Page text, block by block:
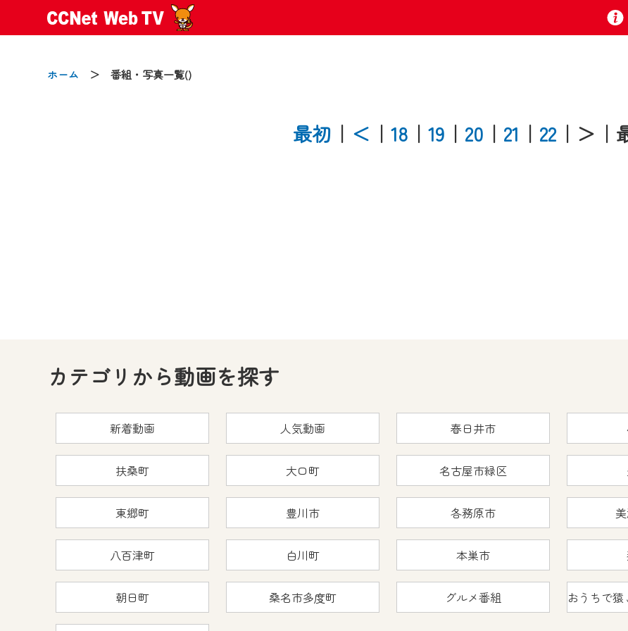
ホーム ＞ 番組・写真一覧()
最初 ｜ ＜ ｜ 18 ｜ 19 ｜ 20 ｜ 21 ｜ 22 ｜＞ ｜
カテゴリから動画を探す
新着動画 人気動画 春日井市
扶桑町 大口町 名古屋市緑区
東郷町 豊川市 各務原市
八百津町 白川町 本巣市
朝日町 桑名市多度町 グルメ番組
動画配信サービス『CCNet Web TV』は2024年9月24日からリニューアルします！
※マイページへのログインには、MyIDが必要となります。
※MyIDとは、CCNet Web TVを含むCCNetの各種サービスをご利用頂くためのIDです。
（GmailやYahooなどのフリーメールアドレスでも作成可能です）
※マイページへのログイン・MyIDの新規登録は
こちらから
※CCNetアプリをご利用中の方は引き続きご視聴いただけます。
＜メンテナンス情報＞
CCNetWebTVのリニューアルにともないメンテナンス作業を予定しています。
日時 9/24 9:30～16:30
作業の間は、CCNetWebTVの画面が「メンテナンス中」になり、ご利用いただけません。
ご不便をおかけいたしますが、ご了承の程よろしくお願いいたします。